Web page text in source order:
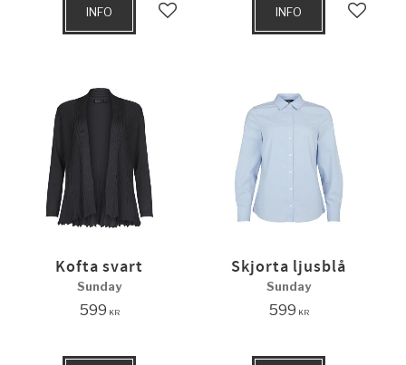
Lägg till i favoriter
INFO Lägg
INFO
Kofta svart
Sunday
599 KR
Skjorta ljusblå
Sunday
599 KR